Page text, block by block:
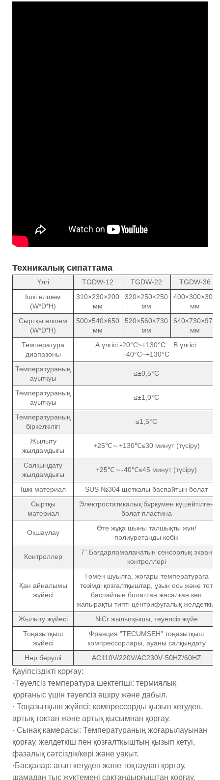
Техникалық сипаттама
Үлгі TGDW-12 TGDW-22
TGDW-36
Ішкі өлшем
(W*D*H)
310×230×200
мм
320×250×250
мм
400×300×300
мм
Сыртқы өлшем
(W*D*H)
500×540×650
мм
520×560×730
мм
640×730×970
мм
Температура
диапазоны
А үлгісі:-20°C~+130°C В үлгісі:
-40°C~+130°C
Температураның
ауытқуы
≤±0,5°C
Температураның
ауытқуы
≤±1,0°C
Температураның
біркелкілігі
≤1,5°C
Жылыту
жылдамдығы
+25℃～+130℃≤30 минут (түсіру)
Салқындату
жылдамдығы
+25℃～-40℃≤45 минут (түсіру)
Ішкі материал
SUS №304 щеткалы баспайтын болат
Сыртқы
материал
Электростатикалық бүркумен күшейтілген
болат пластина
Оқшаулау
Өте жұқа шыны талшықты жүн/
полиуретанды көбік
Контроллер
7” Бағдарламаланатын сенсорлық экран
контроллері
Қан айналымы
жүйесі
Төмен шуылға, жоғары температураға
төзімді қозғалтқыштар, ұзын ось және тот
баспайтын болаттан жасалған көп
жапырақты типті центрифугалық желдеткіш
Жылыту жүйесі
NiCr жылытқышы, тәуелсіз жүйе
Тоңазытқыш
жүйесі
Франция "TECUMSEH" тоңазытқыш
компрессорлары, ауаны салқындату
Нәр беруші
AC110V/220V/AC230V·50HZ/60HZ
Қауіпсіздікті қорғау:
·Тәуелсіз температура шектегіші: термиялық
қорғаныс үшін тәуелсіз өшіру және дабыл.
· Тоңазытқыш жүйесі: компрессорды қызып кетуден,
артық токтан және артық қысымнан қорғау.
· Сынақ камерасы: Температураның жоғарылауынан
қорғау, желдеткіш пен қозғалтқыштың қызып кетуі,
фазалық сәтсіздік/кері және уақыт.
·Басқалар: ағып кетуден және тоқтаудан қорғау,
шамадан тыс жүктемені сақтандырғыштан қорғау,